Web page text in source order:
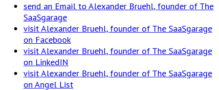
send an Email to Alexander Bruehl, founder of The
SaaSgarage
visit Alexander Bruehl, founder of The SaaSgarage
on Facebook
visit Alexander Bruehl, founder of The SaaSgarage
on LinkedIN
visit Alexander Bruehl, founder of The SaaSgarage
on Angel List